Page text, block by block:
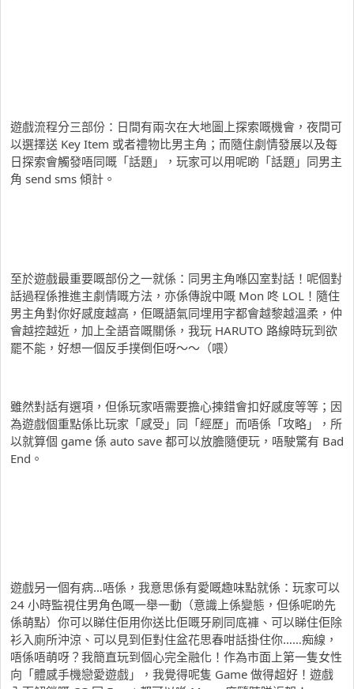
遊戲流程分三部份：日間有兩次在大地圖上探索嘅機會，夜間可
以選擇送 Key Item 或者禮物比男主角；而隨住劇情發展以及每
日探索會觸發唔同嘅「話題」，玩家可以用呢啲「話題」同男主
角 send sms 傾計。
至於遊戲最重要嘅部份之一就係：同男主角喺囚室對話！呢個對
話過程係推進主劇情嘅方法，亦係傳說中嘅 Mon 咚 LOL！隨住
男主角對你好感度越高，佢嘅語氣同埋用字都會越黎越溫柔，仲
會越控越近，加上全語音嘅關係，我玩 HARUTO 路線時玩到欲
罷不能，好想一個反手撲倒佢呀～～（喂）
雖然對話有選項，但係玩家唔需要擔心揀錯會扣好感度等等；因
為遊戲個重點係比玩家「感受」同「經歷」而唔係「攻略」，所
以就算個 game 係 auto save 都可以放膽隨便玩，唔駛驚有 Bad
End。
遊戲另一個有病…唔係，我意思係有愛嘅趣味點就係：玩家可以
24 小時監視住男角色嘅一舉一動（意識上係變態，但係呢啲先
係萌點）你可以睇住佢用你送比佢嘅牙刷同底褲、可以睇住佢除
衫入廁所沖涼、可以見到佢對住盆花思春咁話掛住你……痴線，
唔係唔萌呀？我簡直玩到個心完全融化！作為市面上第一隻女性
向「體感手機戀愛遊戲」，我覺得呢隻 Game 做得超好！遊戲